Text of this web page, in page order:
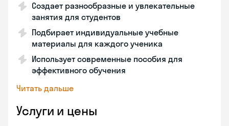
Создает разнообразные и увлекательные
занятия для студентов
Подбирает индивидуальные учебные
материалы для каждого ученика
Использует современные пособия для
эффективного обучения
Читать дальше
Услуги и цены